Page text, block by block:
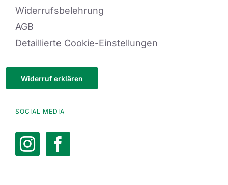
Widerrufsbelehrung
AGB
Detaillierte Cookie-Einstellungen
Widerruf erklären
SOCIAL MEDIA